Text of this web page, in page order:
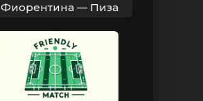
Фиорентина — Пиза